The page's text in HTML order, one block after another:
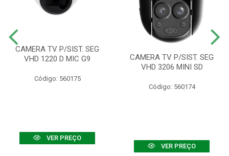
CAMERA TV P/SIST. SEG
VHD 1220 D MIC G9
Código: 560175
VER PREÇO
CAMERA TV P/SIST. SEG
VHD 3206 MINI SD
Código: 560174
VER PREÇO